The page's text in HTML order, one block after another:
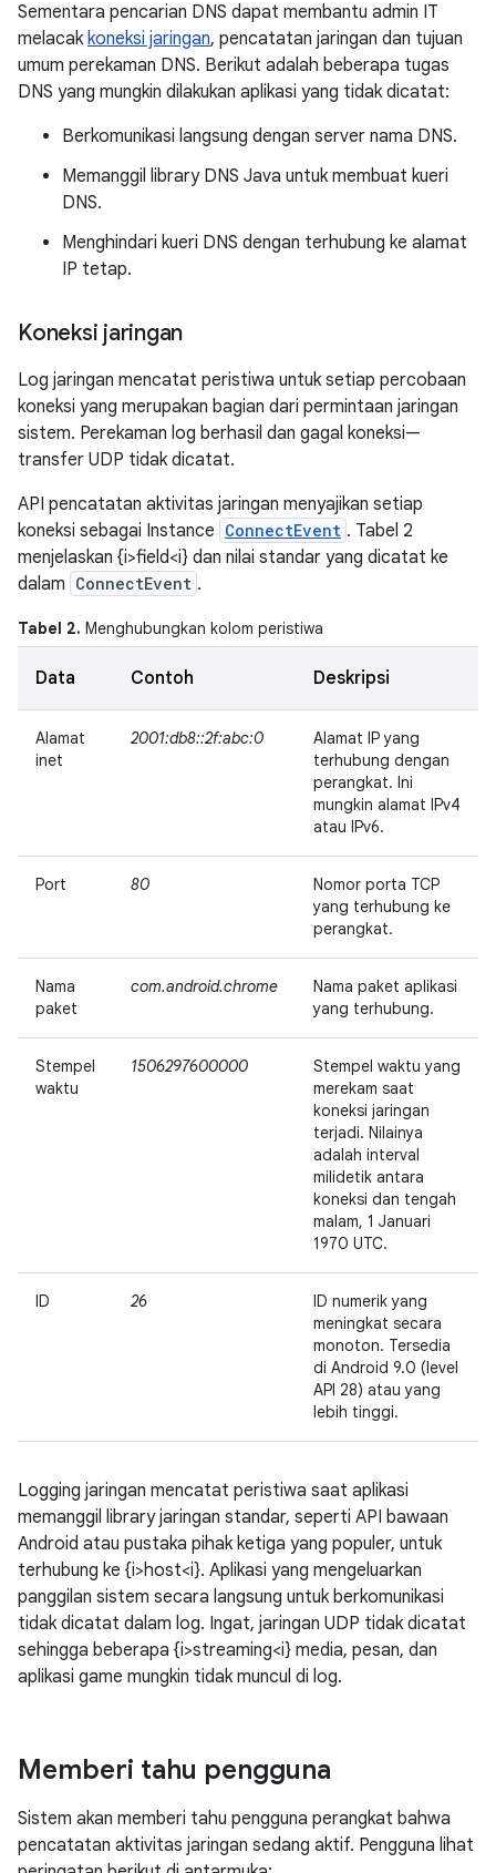
Sementara pencarian DNS dapat membantu admin IT
melacak koneksi jaringan, pencatatan jaringan dan tujuan
umum perekaman DNS. Berikut adalah beberapa tugas
DNS yang mungkin dilakukan aplikasi yang tidak dicatat:
Berkomunikasi langsung dengan server nama DNS.
Memanggil library DNS Java untuk membuat kueri
DNS.
Menghindari kueri DNS dengan terhubung ke alamat
IP tetap.
Koneksi jaringan
Log jaringan mencatat peristiwa untuk setiap percobaan
koneksi yang merupakan bagian dari permintaan jaringan
sistem. Perekaman log berhasil dan gagal koneksi—
transfer UDP tidak dicatat.
API pencatatan aktivitas jaringan menyajikan setiap
koneksi sebagai Instance ConnectEvent . Tabel 2
menjelaskan {i>field<i} dan nilai standar yang dicatat ke
dalam ConnectEvent .
Tabel 2. Menghubungkan kolom peristiwa
Data Contoh Deskripsi
Alamat
inet
2001:db8::2f:abc:0
Alamat IP yang
terhubung dengan
perangkat. Ini
mungkin alamat IPv4
atau IPv6.
Port 80
Nomor porta TCP
yang terhubung ke
perangkat.
Nama
paket
com.android.chrome
Nama paket aplikasi
yang terhubung.
Stempel
waktu
1506297600000
Stempel waktu yang
merekam saat
koneksi jaringan
terjadi. Nilainya
adalah interval
milidetik antara
koneksi dan tengah
malam, 1 Januari
1970 UTC.
ID 26
ID numerik yang
meningkat secara
monoton. Tersedia
di Android 9.0 (level
API 28) atau yang
lebih tinggi.
Logging jaringan mencatat peristiwa saat aplikasi
memanggil library jaringan standar, seperti API bawaan
Android atau pustaka pihak ketiga yang populer, untuk
terhubung ke {i>host<i}. Aplikasi yang mengeluarkan
panggilan sistem secara langsung untuk berkomunikasi
tidak dicatat dalam log. Ingat, jaringan UDP tidak dicatat
sehingga beberapa {i>streaming<i} media, pesan, dan
aplikasi game mungkin tidak muncul di log.
Memberi tahu pengguna
Sistem akan memberi tahu pengguna perangkat bahwa
pencatatan aktivitas jaringan sedang aktif. Pengguna lihat